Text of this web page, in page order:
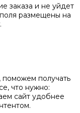
заказа и не уйдет
размещены на
получать
что нужно:
сайт удобнее